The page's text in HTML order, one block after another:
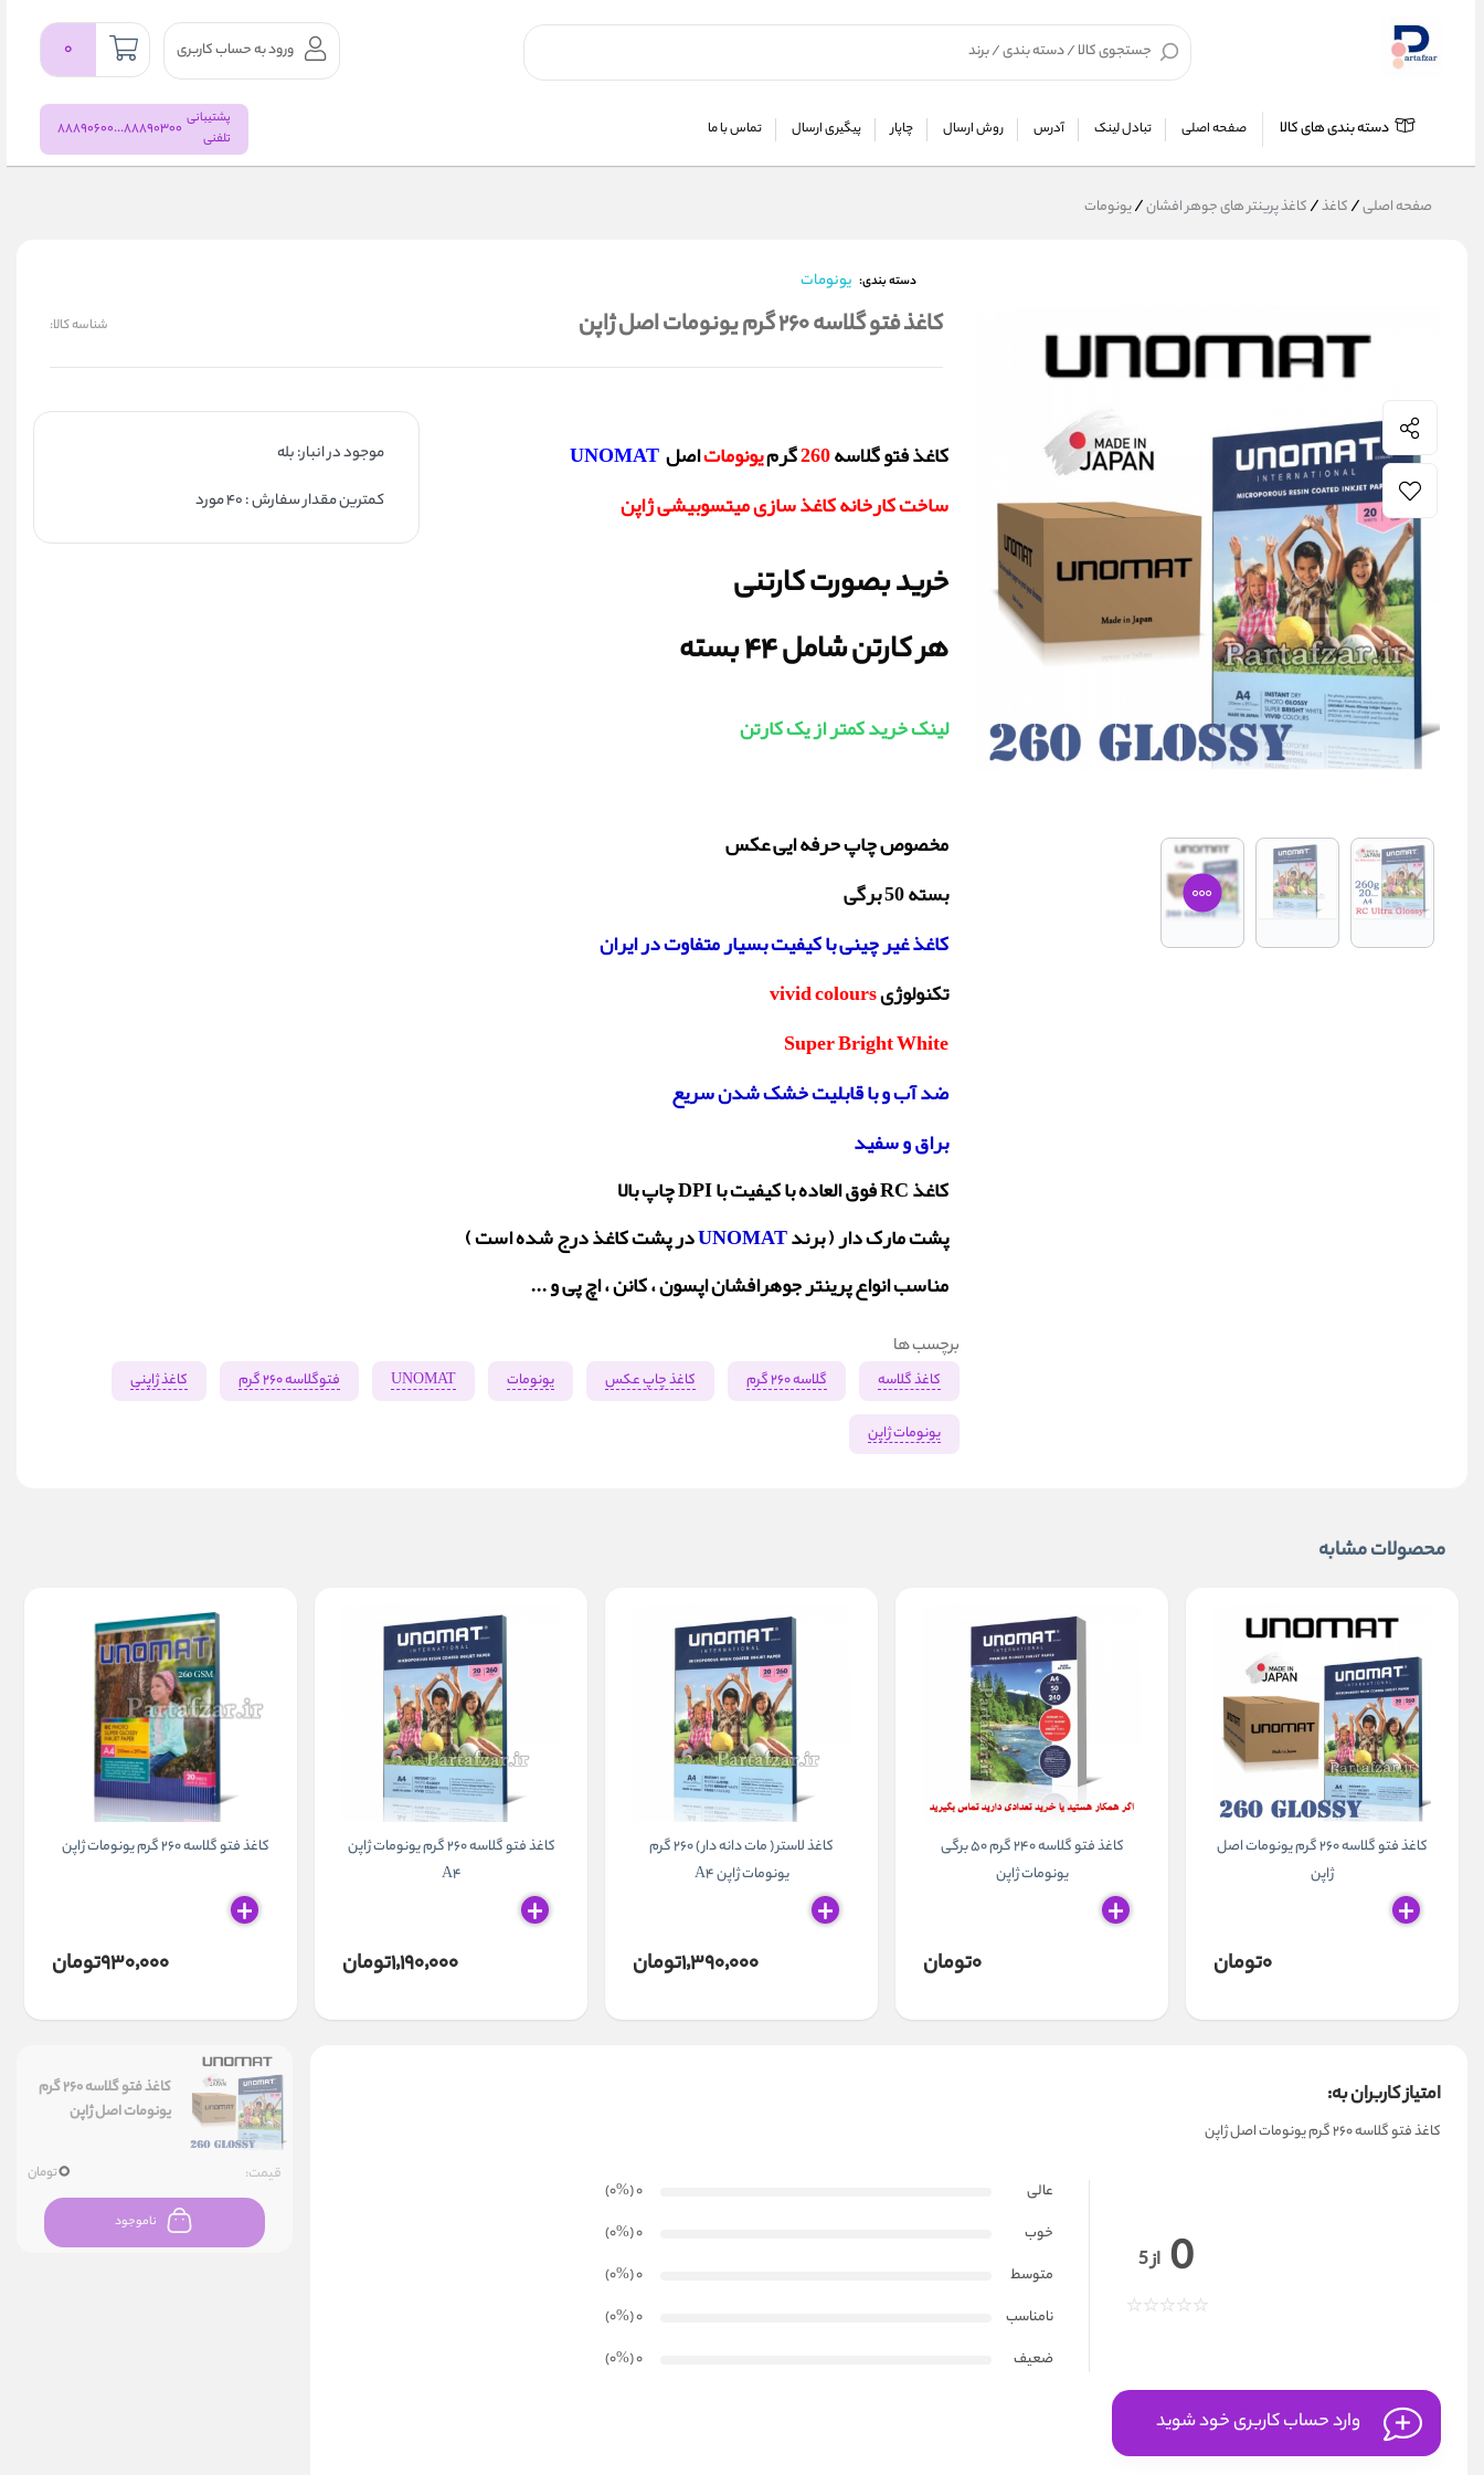
۰ ورود به حساب کاربری
پشتیبانی
تلفنی
88890300...88890600 صفحه اصلی تبادل لینک آدرس روش ارسال چاپار پیگیری ارسال تماس با ما دسته بندی های کالا
صفحه اصلی/کاغذ/کاغذ پرینتر های جوهر افشان/یونومات
دسته بندی: یونومات
کاغذ فتو گلاسه 260 گرم یونومات اصل ژاپن شناسه کالا:
کاغذ فتو گلاسه260گرمیونوماتاصلUNOMAT
ساخت کارخانه کاغذ سازی میتسوبیشی ژاپن
خرید بصورت کارتنی
هر کارتن شامل 44 بسته
لینک خرید کمتر از یک کارتن
مخصوص چاپ حرفه ایی عکس
بسته 50 برگی
کاغذ غیر چینی با کیفیت بسیار متفاوت در ایران
تکنولوژیvivid colours
Super Bright White
ضد آب و با قابلیت خشک شدن سریع
براق و سفید
کاغذ RC فوق العاده با کیفیت با DPI چاپ بالا
پشت مارک دار ( برندUNOMATدر پشت کاغذ درج شده است )
مناسب انواع پرینتر جوهرافشان اپسون ، کانن ، اچ پی و ...
موجود در انبار: بله
کمترین مقدار سفارش : ۴۰ مورد
برچسب ها
کاغذ گلاسه گلاسه 260 گرم کاغذ چاپ عکس یونومات UNOMAT فتوگلاسه 260 گرم کاغذ ژاپنی
یونومات ژاپن
محصولات مشابه
کاغذ فتو گلاسه 260 گرم یونومات ژاپن
۹۳۰٬۰۰۰تومان
کاغذ فتو گلاسه 260 گرم یونومات ژاپن
A4
۱٬۱۹۰٬۰۰۰تومان
کاغذ لاستر ( مات دانه دار ) 260 گرم
یونومات ژاپن A4
۱٬۳۹۰٬۰۰۰تومان
کاغذ فتو گلاسه 240 گرم 50 برگی
یونومات ژاپن
۰تومان
کاغذ فتو گلاسه 260 گرم یونومات اصل
ژاپن
۰تومان
امتیاز کاربران به:
کاغذ فتو گلاسه 260 گرم یونومات اصل ژاپن
0 از 5
عالی 0(۰%
)
خوب
0(۰%
)
متوسط
0(۰%
)
نامناسب
0(۰%
)
ضعیف
0(۰%
)
وارد حساب کاربری خود شوید
کاغذ فتو گلاسه 260 گرم
یونومات اصل ژاپن
قیمت: ۰تومان
ناموجود